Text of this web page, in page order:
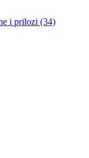
i prilozi (34)